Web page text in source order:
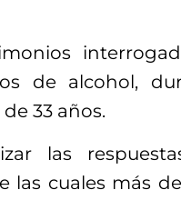
de alcohol,
33 años.
las
las cuales más